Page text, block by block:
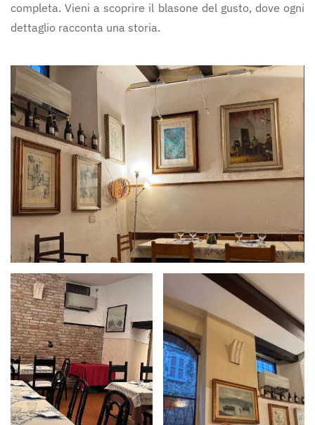
completa. Vieni a scoprire il blasone del gusto, dove ogni
dettaglio racconta una storia.